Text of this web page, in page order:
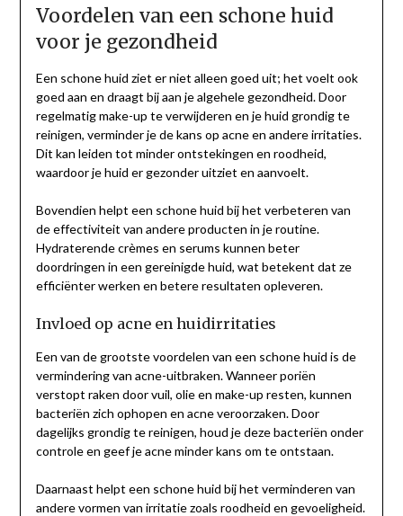
Voordelen van een schone huid
voor je gezondheid
Een schone huid ziet er niet alleen goed uit; het voelt ook
goed aan en draagt bij aan je algehele gezondheid. Door
regelmatig make-up te verwijderen en je huid grondig te
reinigen, verminder je de kans op acne en andere irritaties.
Dit kan leiden tot minder ontstekingen en roodheid,
waardoor je huid er gezonder uitziet en aanvoelt.
Bovendien helpt een schone huid bij het verbeteren van
de effectiviteit van andere producten in je routine.
Hydraterende crèmes en serums kunnen beter
doordringen in een gereinigde huid, wat betekent dat ze
efficiënter werken en betere resultaten opleveren.
Invloed op acne en huidirritaties
Een van de grootste voordelen van een schone huid is de
vermindering van acne-uitbraken. Wanneer poriën
verstopt raken door vuil, olie en make-up resten, kunnen
bacteriën zich ophopen en acne veroorzaken. Door
dagelijks grondig te reinigen, houd je deze bacteriën onder
controle en geef je acne minder kans om te ontstaan.
Daarnaast helpt een schone huid bij het verminderen van
andere vormen van irritatie zoals roodheid en gevoeligheid.